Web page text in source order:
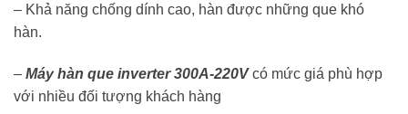
– Khả năng chống dính cao, hàn được những que khó
hàn.
– Máy hàn que inverter 300A-220Vcó mức giá phù hợp
với nhiều đối tượng khách hàng